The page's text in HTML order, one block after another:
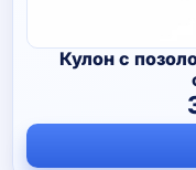
Кулон с